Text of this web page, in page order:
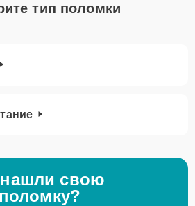
тип поломки
свою
поломку?